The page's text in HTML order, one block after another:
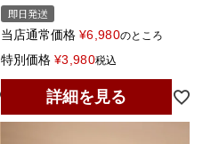
即日発送
当店通常価格 ¥6,980のところ
特別価格 ¥3,980税込
詳細を見る